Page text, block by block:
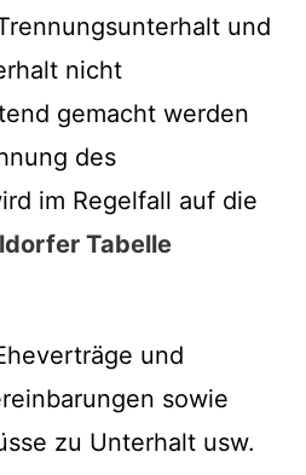
und
nicht
gemacht werden
des
im Regelfall auf die
Tabelle
und
sowie
zu Unterhalt usw.